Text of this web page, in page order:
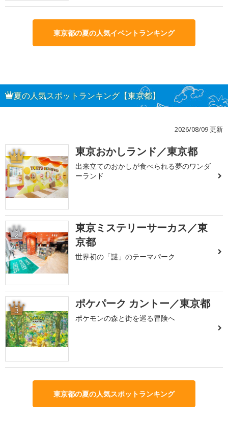
東京都の夏の人気イベントランキング
夏の人気スポットランキング【東京都】
2026/08/09 更新
1 東京おかしランド／東京都
出来立てのおかしが食べられる夢のワンダ
ーランド
2
東京ミステリーサーカス／東
京都
世界初の「謎」のテーマパーク
3 ポケパーク カントー／東京都
ポケモンの森と街を巡る冒険へ
東京都の夏の人気スポットランキング